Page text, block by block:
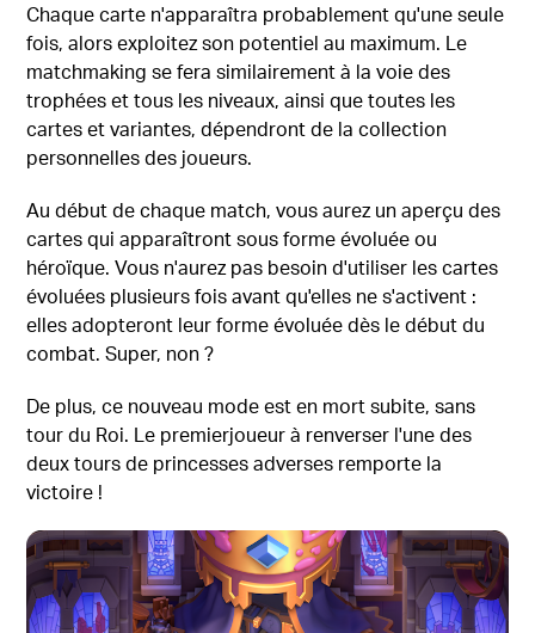
Chaque carte n'apparaîtra probablement qu'une seule
fois, alors exploitez son potentiel au maximum. Le
matchmaking se fera similairement à la voie des
trophées et tous les niveaux, ainsi que toutes les
cartes et variantes, dépendront de la collection
personnelles des joueurs.
Au début de chaque match, vous aurez un aperçu des
cartes qui apparaîtront sous forme évoluée ou
héroïque. Vous n'aurez pas besoin d'utiliser les cartes
évoluées plusieurs fois avant qu'elles ne s'activent :
elles adopteront leur forme évoluée dès le début du
combat. Super, non ?
De plus, ce nouveau mode est en mort subite, sans
tour du Roi. Le premierjoueur à renverser l'une des
deux tours de princesses adverses remporte la
victoire !